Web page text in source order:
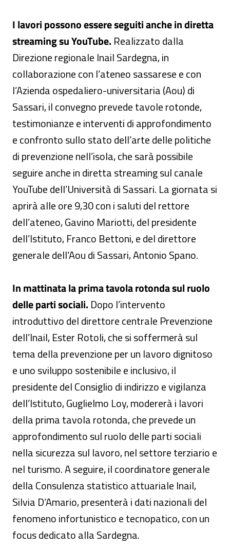
I lavori possono essere seguiti anche in diretta
streaming su YouTube. Realizzato dalla
Direzione regionale Inail Sardegna, in
collaborazione con l’ateneo sassarese e con
l’Azienda ospedaliero-universitaria (Aou) di
Sassari, il convegno prevede tavole rotonde,
testimonianze e interventi di approfondimento
e confronto sullo stato dell’arte delle politiche
di prevenzione nell’isola, che sarà possibile
seguire anche in diretta streaming sul canale
YouTube dell’Università di Sassari. La giornata si
aprirà alle ore 9,30 con i saluti del rettore
dell’ateneo, Gavino Mariotti, del presidente
dell’Istituto, Franco Bettoni, e del direttore
generale dell’Aou di Sassari, Antonio Spano.
In mattinata la prima tavola rotonda sul ruolo
delle parti sociali. Dopo l’intervento
introduttivo del direttore centrale Prevenzione
dell’Inail, Ester Rotoli, che si soffermerà sul
tema della prevenzione per un lavoro dignitoso
e uno sviluppo sostenibile e inclusivo, il
presidente del Consiglio di indirizzo e vigilanza
dell’Istituto, Guglielmo Loy, modererà i lavori
della prima tavola rotonda, che prevede un
approfondimento sul ruolo delle parti sociali
nella sicurezza sul lavoro, nel settore terziario e
nel turismo. A seguire, il coordinatore generale
della Consulenza statistico attuariale Inail,
Silvia D’Amario, presenterà i dati nazionali del
fenomeno infortunistico e tecnopatico, con un
focus dedicato alla Sardegna.